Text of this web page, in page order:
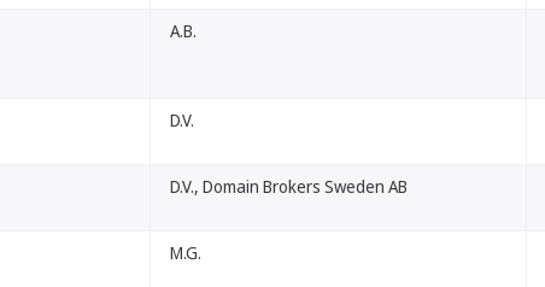
A.B.
D.V.
D.V., Domain Brokers Sweden AB
M.G.